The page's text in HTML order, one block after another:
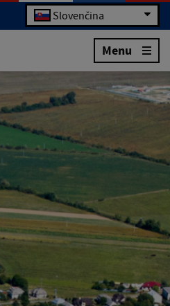
Slovenčina
Menu